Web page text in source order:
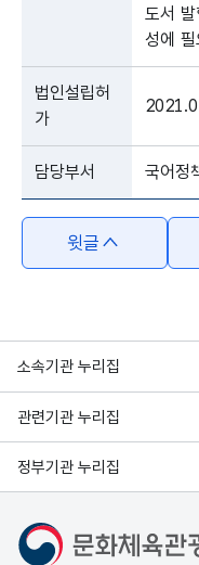
도서
성에 필
법인설립허
가
담당부서 국어정
윗글
소속기관 누리집
관련기관 누리집
정부기관 누리집
문화체육관광부